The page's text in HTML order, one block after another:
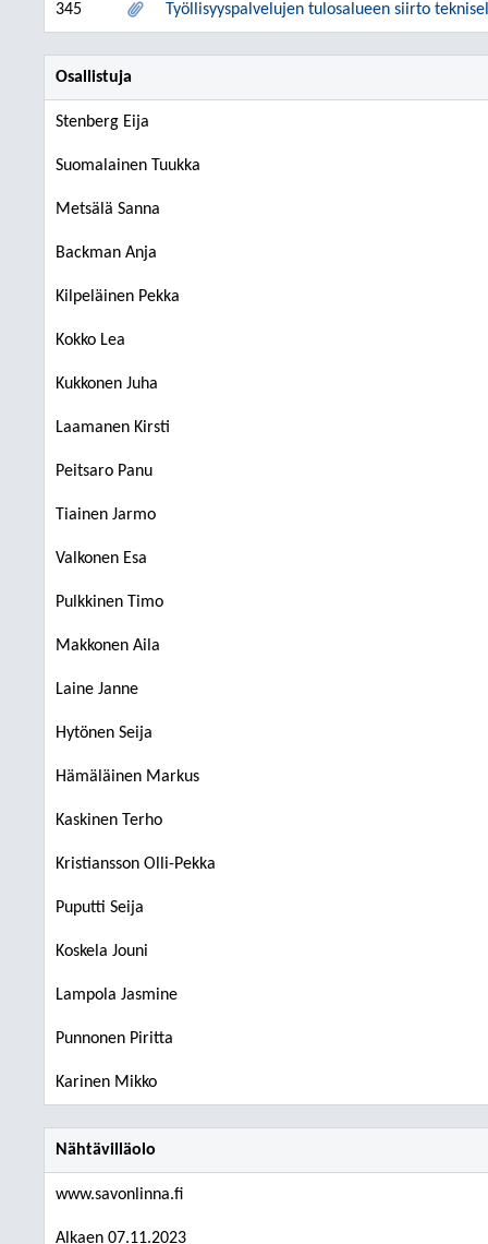
345 Työllisyyspalvelujen tulosalueen siirto
Osallistuja
Stenberg Eija
Suomalainen Tuukka
Metsälä Sanna
Backman Anja
Kilpeläinen Pekka
Kokko Lea
Kukkonen Juha
Laamanen Kirsti
Peitsaro Panu
Tiainen Jarmo
Valkonen Esa
Pulkkinen Timo
Makkonen Aila
Laine Janne
Hytönen Seija
Hämäläinen Markus
Kaskinen Terho
Kristiansson Olli-Pekka
Puputti Seija
Koskela Jouni
Lampola Jasmine
Punnonen Piritta
Karinen Mikko
Nähtävilläolo
www.savonlinna.fi
Alkaen 07.11.2023